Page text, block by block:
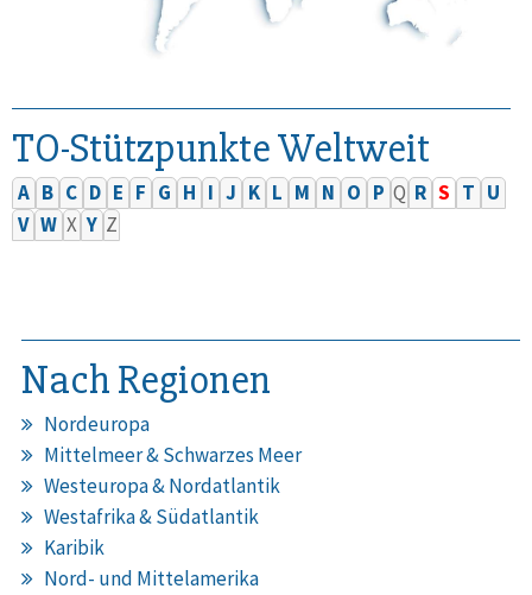
TO-Stützpunkte Weltweit
A B C D E F G H I J K L M N O P Q R S T U
V W X Y Z
Nach Regionen
Nordeuropa
Mittelmeer & Schwarzes Meer
Westeuropa & Nordatlantik
Westafrika & Südatlantik
Karibik
Nord- und Mittelamerika